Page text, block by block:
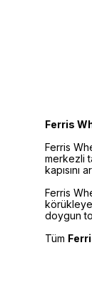
Ferris
Ferris
merkezli
kapısını
Ferris
doygun
Tüm